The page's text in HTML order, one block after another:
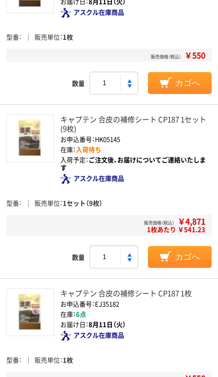
アスクル在庫商品
型番 販売単位 1枚
販売価格（税込） ￥550
数量 カゴへ
キャプテン 合皮の補修シート CP187 1セット
(9枚)
お申込番号：HK05145
在庫：入荷待ち
入荷予定：ご注文後、お届けについてご連絡いたしま
す
アスクル在庫商品
型番 販売単位 1セット（9枚）
販売価格（税込） ￥4,871
1枚あたり ￥541.23
数量 カゴへ
キャプテン 合皮の補修シート CP187 1枚
お申込番号：EJ35182
在庫：6点
お届け日：8月11日（火）
アスクル在庫商品
型番 販売単位 1枚